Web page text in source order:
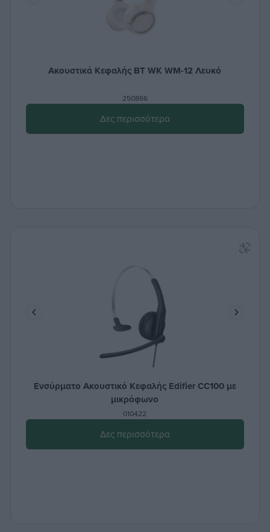
Ακουστικά Κεφαλής BT WK WM-12 Λευκό
250866
Δες περισσότερα
Ενσύρματο Ακουστικό Κεφαλής Edifier CC100 με
μικρόφωνο
010422
Δες περισσότερα